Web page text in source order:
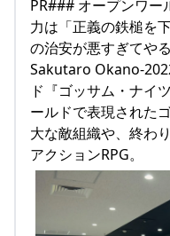
PR### オープンワ
力は「正義の鉄槌を
の治安が悪すぎてや
Sakutaro Okano-
ド『ゴッサム・ナイ
ールドで表現された
大な敵組織や、終わ
アクションRPG。